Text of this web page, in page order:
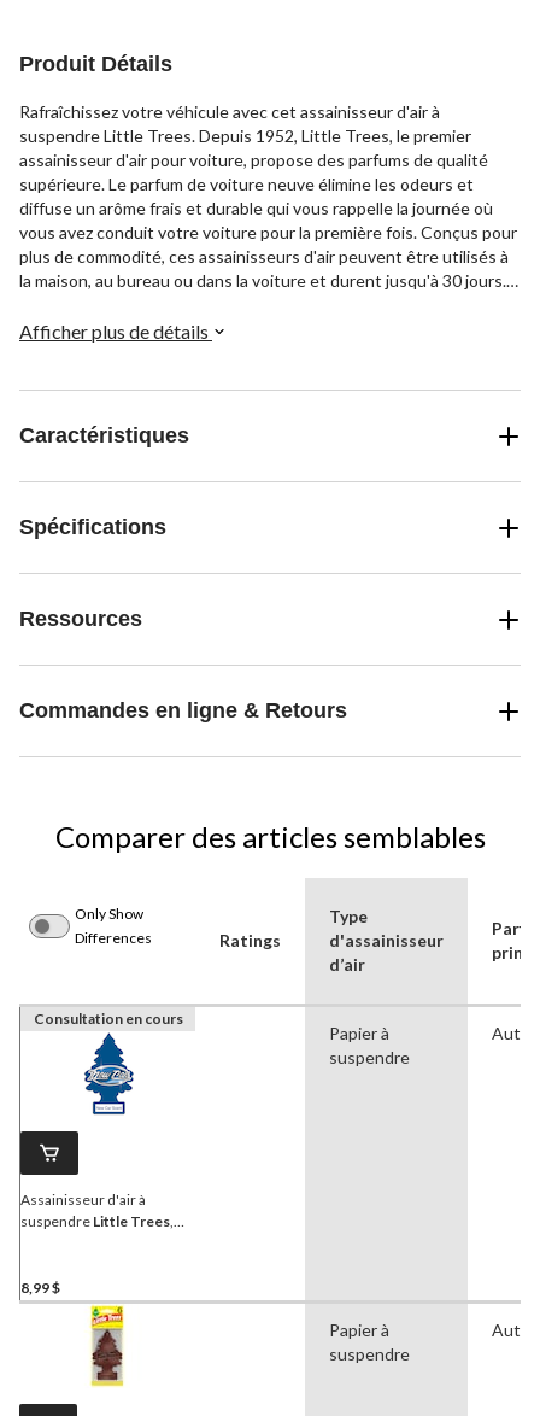
Produit Détails
Rafraîchissez votre véhicule avec cet assainisseur d'air à
suspendre Little Trees. Depuis 1952, Little Trees, le premier
assainisseur d'air pour voiture, propose des parfums de qualité
supérieure. Le parfum de voiture neuve élimine les odeurs et
diffuse un arôme frais et durable qui vous rappelle la journée où
vous avez conduit votre voiture pour la première fois. Conçus pour
plus de commodité, ces assainisseurs d'air peuvent être utilisés à
la maison, au bureau ou dans la voiture et durent jusqu'à 30 jours. Il
où que vous alliez.
Afficher plus de détails
Caractéristiques
Spécifications
Ressources
Commandes en ligne & Retours
Comparer des articles semblables
Only Show
Differences
Ratings
Type
d'assainisseur
d’air
Consultation en cours
Assainisseur d'air à
suspendre Little Trees,
8,99 $
Papier à
suspendre
Autre
Papier à
suspendre
Autre